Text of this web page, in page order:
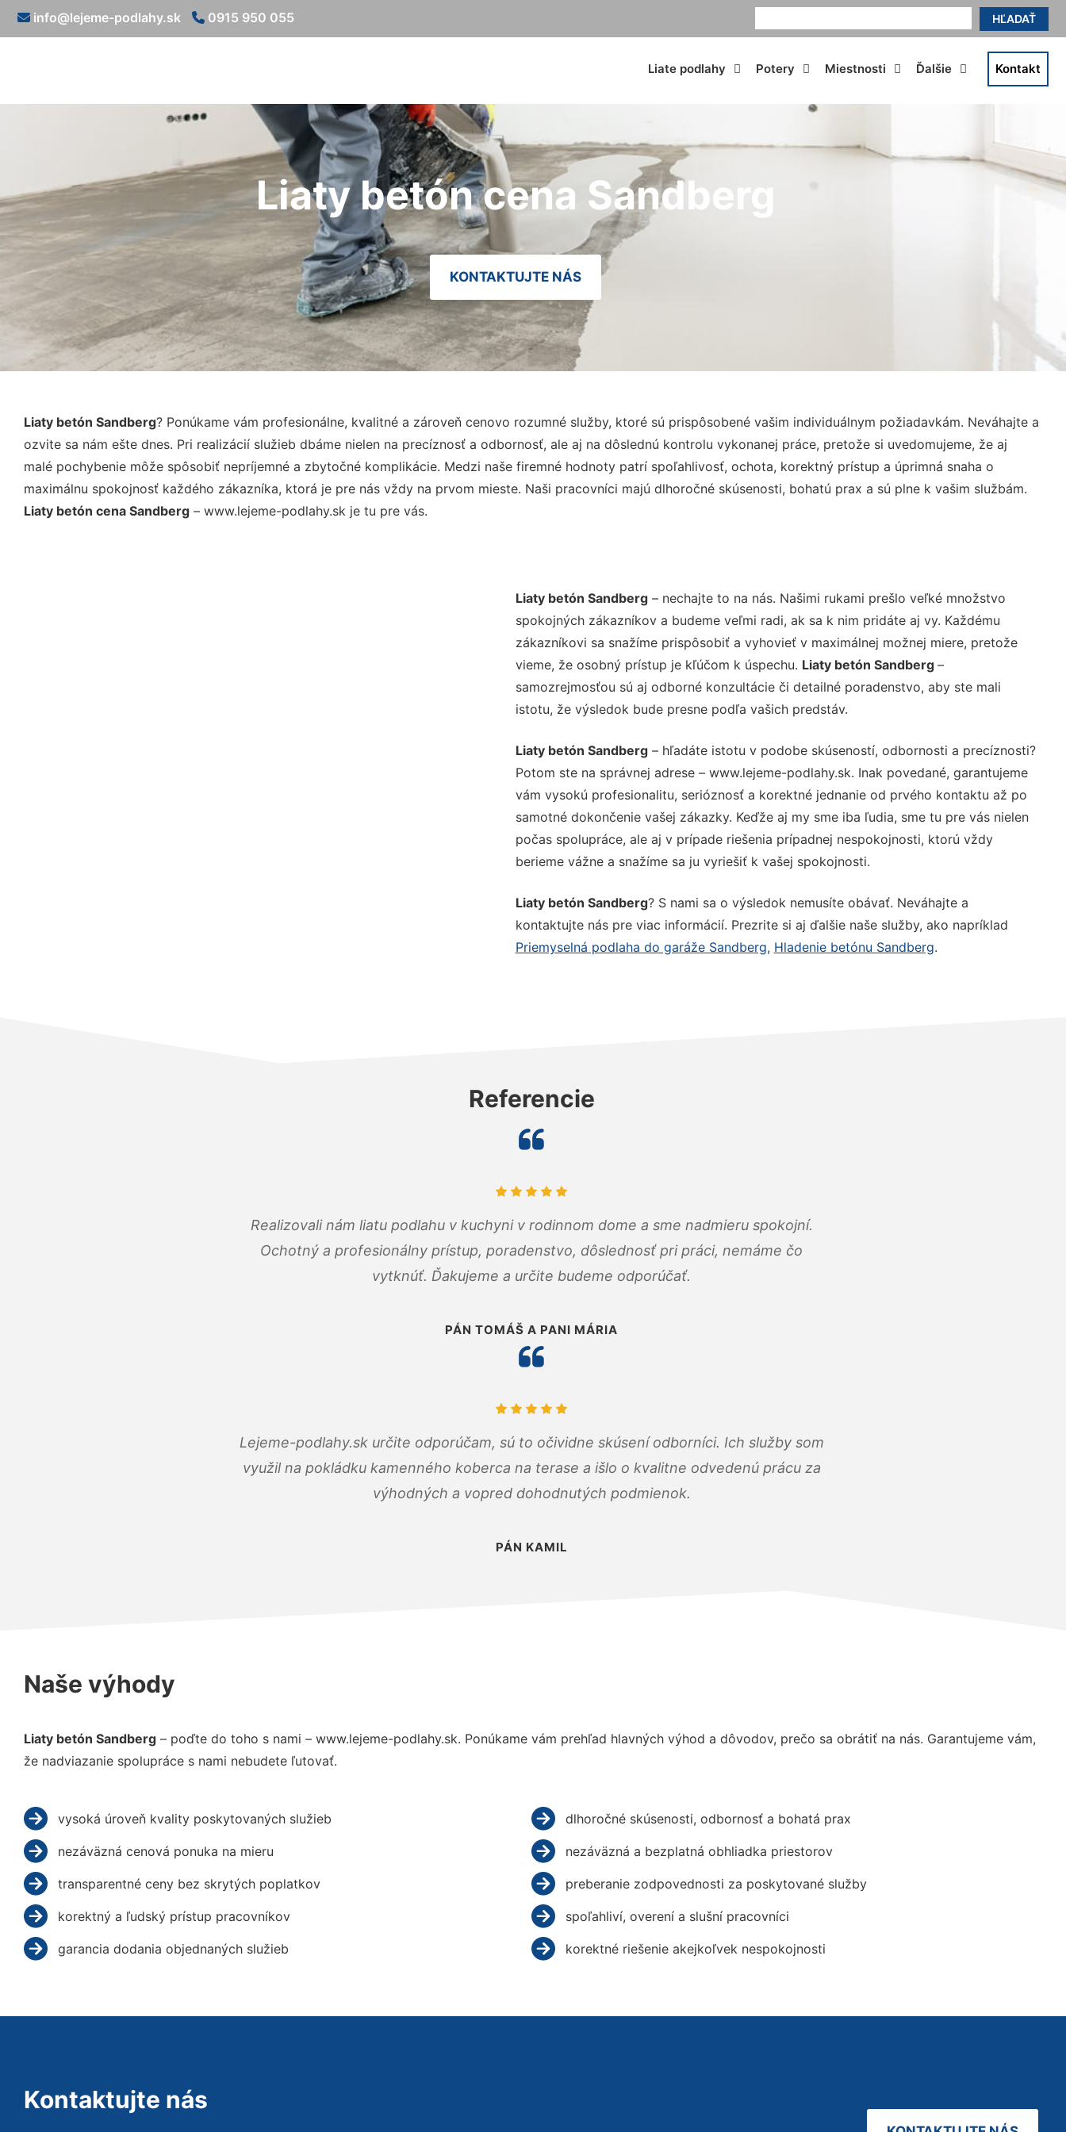
HĽADAŤ
info@lejeme-podlahy.sk 0915 950 055
Liate podlahy Potery Miestnosti Ďalšie Kontakt
Liaty betón cena Sandberg
KONTAKTUJTE NÁS
Liaty betón Sandberg? Ponúkame vám profesionálne, kvalitné a zároveň cenovo rozumné služby, ktoré sú prispôsobené vašim individuálnym požiadavkám. Neváhajte a
ozvite sa nám ešte dnes. Pri realizácií služieb dbáme nielen na precíznosť a odbornosť, ale aj na dôslednú kontrolu vykonanej práce, pretože si uvedomujeme, že aj
malé pochybenie môže spôsobiť nepríjemné a zbytočné komplikácie. Medzi naše firemné hodnoty patrí spoľahlivosť, ochota, korektný prístup a úprimná snaha o
maximálnu spokojnosť každého zákazníka, ktorá je pre nás vždy na prvom mieste. Naši pracovníci majú dlhoročné skúsenosti, bohatú prax a sú plne k vašim službám.
Liaty betón cena Sandberg – www.lejeme-podlahy.sk je tu pre vás.
Liaty betón Sandberg– nechajte to na nás. Našimi rukami prešlo veľké množstvo
spokojných zákazníkov a budeme veľmi radi, ak sa k nim pridáte aj vy. Každému
zákazníkovi sa snažíme prispôsobiť a vyhovieť v maximálnej možnej miere, pretože
vieme, že osobný prístup je kľúčom k úspechu. Liaty betón Sandberg –
samozrejmosťou sú aj odborné konzultácie či detailné poradenstvo, aby ste mali
istotu, že výsledok bude presne podľa vašich predstáv.
Liaty betón Sandberg– hľadáte istotu v podobe skúseností, odbornosti a precíznosti?
Potom ste na správnej adrese – www.lejeme-podlahy.sk. Inak povedané, garantujeme
vám vysokú profesionalitu, serióznosť a korektné jednanie od prvého kontaktu až po
samotné dokončenie vašej zákazky. Keďže aj my sme iba ľudia, sme tu pre vás nielen
počas spolupráce, ale aj v prípade riešenia prípadnej nespokojnosti, ktorú vždy
berieme vážne a snažíme sa ju vyriešiť k vašej spokojnosti.
Liaty betón Sandberg? S nami sa o výsledok nemusíte obávať. Neváhajte a
kontaktujte nás pre viac informácií. Prezrite si aj ďalšie naše služby, ako napríklad
Priemyselná podlaha do garáže Sandberg, Hladenie betónu Sandberg.
Referencie
Realizovali nám liatu podlahu v kuchyni v rodinnom dome a sme nadmieru spokojní.
Ochotný a profesionálny prístup, poradenstvo, dôslednosť pri práci, nemáme čo
vytknúť. Ďakujeme a určite budeme odporúčať.
PÁN TOMÁŠ A PANI MÁRIA
Lejeme-podlahy.sk určite odporúčam, sú to očividne skúsení odborníci. Ich služby som
využil na pokládku kamenného koberca na terase a išlo o kvalitne odvedenú prácu za
výhodných a vopred dohodnutých podmienok.
PÁN KAMIL
Naše výhody
Liaty betón Sandberg – poďte do toho s nami – www.lejeme-podlahy.sk. Ponúkame vám prehľad hlavných výhod a dôvodov, prečo sa obrátiť na nás. Garantujeme vám,
že nadviazanie spolupráce s nami nebudete ľutovať.
vysoká úroveň kvality poskytovaných služieb
nezáväzná cenová ponuka na mieru
transparentné ceny bez skrytých poplatkov
korektný a ľudský prístup pracovníkov
garancia dodania objednaných služieb
dlhoročné skúsenosti, odbornosť a bohatá prax
nezáväzná a bezplatná obhliadka priestorov
preberanie zodpovednosti za poskytované služby
spoľahliví, overení a slušní pracovníci
korektné riešenie akejkoľvek nespokojnosti
Kontaktujte nás